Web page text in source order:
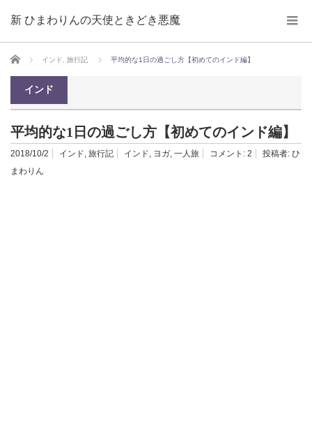
新 ひまわりんの天使ときどき悪魔
ホーム インド 旅行記 平均的な1日の過ごし方【初めてのインド編】
インド
平均的な1日の過ごし方【初めてのインド編】
2018/10/2 インド, 旅行記 インド, ヨガ, 一人旅 コメント: 2 投稿者: ひ
まわりん